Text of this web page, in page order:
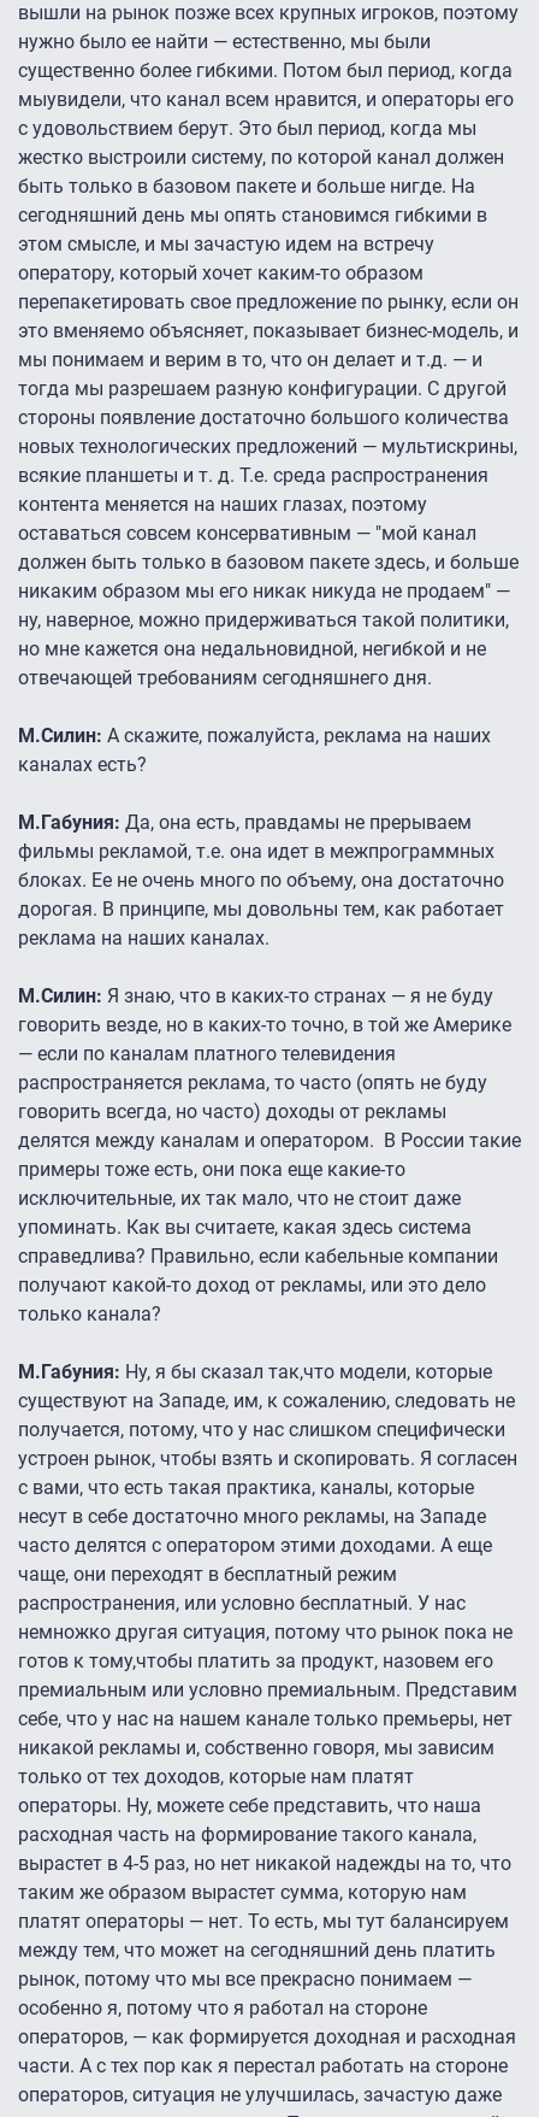
вышли на рынок позже всех крупных игроков, поэтому
нужно было ее найти — естественно, мы были
существенно более гибкими. Потом был период, когда
мыувидели, что канал всем нравится, и операторы его
с удовольствием берут. Это был период, когда мы
жестко выстроили систему, по которой канал должен
быть только в базовом пакете и больше нигде. На
сегодняшний день мы опять становимся гибкими в
этом смысле, и мы зачастую идем на встречу
оператору, который хочет каким-то образом
перепакетировать свое предложение по рынку, если он
это вменяемо объясняет, показывает бизнес-модель, и
мы понимаем и верим в то, что он делает и т.д. — и
тогда мы разрешаем разную конфигурации. С другой
стороны появление достаточно большого количества
новых технологических предложений — мультискрины,
всякие планшеты и т. д. Т.е. среда распространения
контента меняется на наших глазах, поэтому
оставаться совсем консервативным — "мой канал
должен быть только в базовом пакете здесь, и больше
никаким образом мы его никак никуда не продаем" —
ну, наверное, можно придерживаться такой политики,
но мне кажется она недальновидной, негибкой и не
отвечающей требованиям сегодняшнего дня.
М.Силин: А скажите, пожалуйста, реклама на наших
каналах есть?
М.Габуния: Да, она есть, правдамы не прерываем
фильмы рекламой, т.е. она идет в межпрограммных
блоках. Ее не очень много по объему, она достаточно
дорогая. В принципе, мы довольны тем, как работает
реклама на наших каналах.
М.Силин: Я знаю, что в каких-то странах — я не буду
говорить везде, но в каких-то точно, в той же Америке
— если по каналам платного телевидения
распространяется реклама, то часто (опять не буду
говорить всегда, но часто) доходы от рекламы
делятся между каналам и оператором. В России такие
примеры тоже есть, они пока еще какие-то
исключительные, их так мало, что не стоит даже
упоминать. Как вы считаете, какая здесь система
справедлива? Правильно, если кабельные компании
получают какой-то доход от рекламы, или это дело
только канала?
М.Габуния: Ну, я бы сказал так,что модели, которые
существуют на Западе, им, к сожалению, следовать не
получается, потому, что у нас слишком специфически
устроен рынок, чтобы взять и скопировать. Я согласен
с вами, что есть такая практика, каналы, которые
несут в себе достаточно много рекламы, на Западе
часто делятся с оператором этими доходами. А еще
чаще, они переходят в бесплатный режим
распространения, или условно бесплатный. У нас
немножко другая ситуация, потому что рынок пока не
готов к тому,чтобы платить за продукт, назовем его
премиальным или условно премиальным. Представим
себе, что у нас на нашем канале только премьеры, нет
никакой рекламы и, собственно говоря, мы зависим
только от тех доходов, которые нам платят
операторы. Ну, можете себе представить, что наша
расходная часть на формирование такого канала,
вырастет в 4-5 раз, но нет никакой надежды на то, что
таким же образом вырастет сумма, которую нам
платят операторы — нет. То есть, мы тут балансируем
между тем, что может на сегодняшний день платить
рынок, потому что мы все прекрасно понимаем —
особенно я, потому что я работал на стороне
операторов, — как формируется доходная и расходная
части. А с тех пор как я перестал работать на стороне
операторов, ситуация не улучшилась, зачастую даже